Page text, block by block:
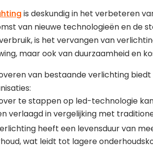
is deskundig in het verbeteren
van nieuwe technologieën en de
is het vervangen van
maar ook van duurzaamheid en
van bestaande verlichting
te stappen op led-technologie
verlaagd in vergelijking met
heeft een levensduur van
wat leidt tot lagere